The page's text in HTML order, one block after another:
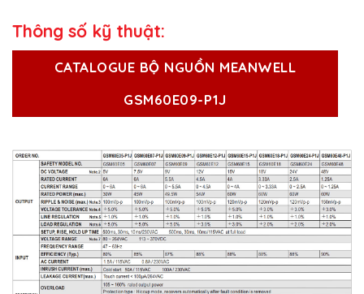
Thông số kỹ thuật:
CATALOGUE BỘ NGUỒN MEANWELL
GSM60E09-P1J